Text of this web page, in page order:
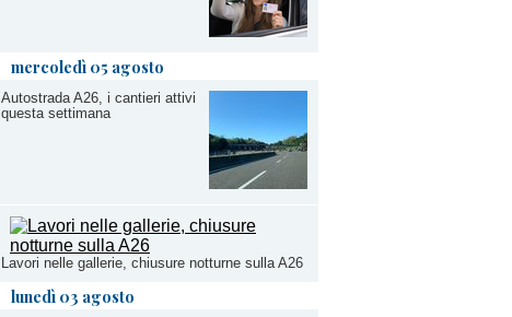
mercoledì 05 agosto
Autostrada A26, i cantieri attivi
questa settimana
Lavori nelle gallerie, chiusure notturne sulla A26
lunedì 03 agosto